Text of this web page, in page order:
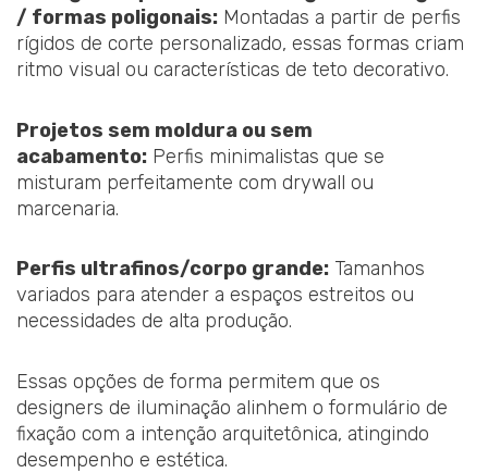
/ formas poligonais: Montadas a partir de perfis
rígidos de corte personalizado, essas formas criam
ritmo visual ou características de teto decorativo.
Projetos sem moldura ou sem
acabamento: Perfis minimalistas que se
misturam perfeitamente com drywall ou
marcenaria.
Perfis ultrafinos/corpo grande: Tamanhos
variados para atender a espaços estreitos ou
necessidades de alta produção.
Essas opções de forma permitem que os
designers de iluminação alinhem o formulário de
fixação com a intenção arquitetônica, atingindo
desempenho e estética.